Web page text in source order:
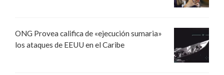
ONG Provea califica de «ejecución sumaria»
los ataques de EEUU en el Caribe